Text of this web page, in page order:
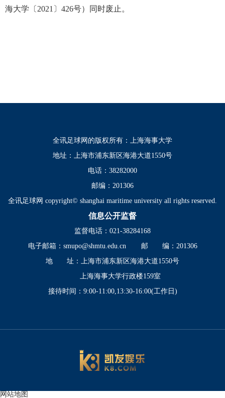
海大学〔2021 〕 426号） 同时废止。
全讯足球网的版权所有：上海海事大学
地址：上海市浦东新区海港大道1550号
电话：38282000
邮编：201306
全讯足球网 copyright© shanghai maritime university all rights reserved.
信息公开监督
监督电话：021-38284168
电子邮箱： smupo@shmtu.edu.cn
邮 编：201306
地 址：上海市浦东新区海港大道1550号
上海海事大学行政楼159室
接待时间：9:00-11:00,13:30-16:00(工作日)
网站地图